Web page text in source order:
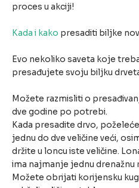
proces u akciji!
Kada i kako presaditi biljke
Evo nekoliko saveta koje
presađujete svoju biljku
Možete razmisliti o
dve godine po potrebi.
Kada presadite drvo,
jednu do dve veličine veći,
držite u loncu iste veličine.
ima najmanje jednu drenažnu
Možete obrijati korijensku